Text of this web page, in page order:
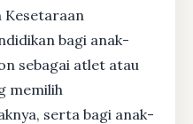
Kesetaraan
bagi anak-
sebagai atlet atau
memilih
serta bagi anak-